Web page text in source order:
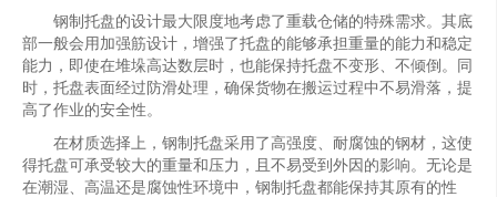
钢制托盘的设计最大限度地考虑了重载仓储的特殊需求。其底
部一般会用加强筋设计，增强了托盘的能够承担重量的能力和稳定
能力，即使在堆垛高达数层时，也能保持托盘不变形、不倾倒。同
时，托盘表面经过防滑处理，确保货物在搬运过程中不易滑落，提
高了作业的安全性。
在材质选择上，钢制托盘采用了高强度、耐腐蚀的钢材，这使
得托盘可承受较大的重量和压力，且不易受到外因的影响。无论是
在潮湿、高温还是腐蚀性环境中，钢制托盘都能保持其原有的性